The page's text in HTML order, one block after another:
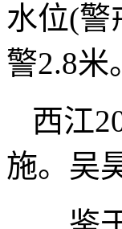
水位(警
警2.8米
西江
施。吴